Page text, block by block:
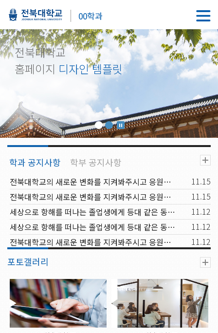
00학과
전북대학교
홈페이지 디자인 템플릿
전북대학교의 새로운 변화를 지켜봐주시고 응원해주시기 바랍니다.
11.15
전북대학교의 새로운 변화를 지켜봐주시고 응원해주시기 바랍니다.
11.15
세상으로 항해를 떠나는 졸업생에게 등대 같은 동반자가 되고, 신입생과 재학생에겐 꿈을 키워가는 행복한 배움터
11.12
세상으로 항해를 떠나는 졸업생에게 등대 같은 동반자가 되고, 신입생과 재학생에겐 꿈을 키워가는 행복한 배움터
11.12
전북대학교의 새로운 변화를 지켜봐주시고 응원해주시기 바랍니다.
11.12
포토갤러리